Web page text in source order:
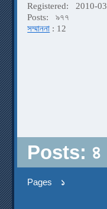
Registered:
2010-
Posts:
৯৭৭
সম্মাননা : 12
Posts: ৪
Pages ১